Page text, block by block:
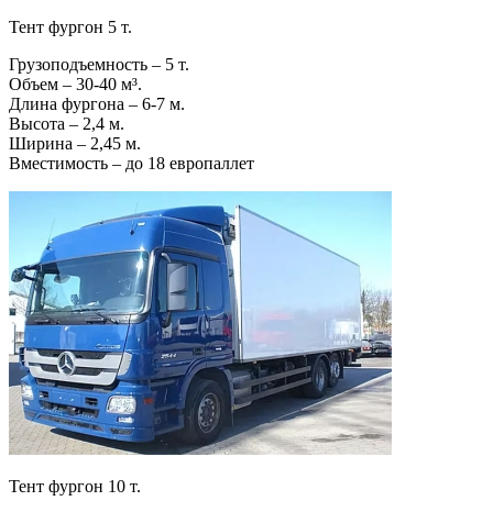
Тент фургон 5 т.
Грузоподъемность – 5 т.
Объем – 30-40 м³.
Длина фургона – 6-7 м.
Высота – 2,4 м.
Ширина – 2,45 м.
Вместимость – до 18 европаллет
Тент фургон 10 т.